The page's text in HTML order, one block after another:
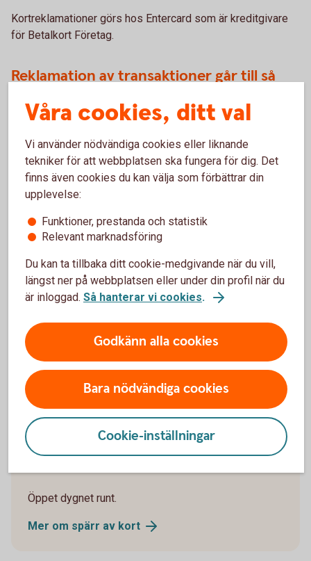
Kortreklamationer görs hos Entercard som är kreditgivare
för Betalkort Företag.
Reklamation av transaktioner går till så
Välj den blankett som bäst beskriver anledningen till
reklamationen (entercard.se)
Skriv ut blanketten och signera
Skicka inskannad blankett till
business.fraud@entercard.com
Alternativt skicka via post till:
Entercard står för porto då "Svarpost" anges i adressfältet.
Spärra ditt kort
Ring och spärra ditt kort på 08-411 10 11
Spärra ditt kort från utlandet
Ring och spärra ditt kort från utlandet på +46
Öppet dygnet runt.
Mer om spärr av kort
Våra cookies, ditt val
Vi använder nödvändiga cookies eller liknande
tekniker för att webbplatsen ska fungera för dig. Det
finns även cookies du kan välja som förbättrar din
upplevelse:
Funktioner, prestanda och statistik
Relevant marknadsföring
Du kan ta tillbaka ditt cookie-medgivande när du vill,
längst ner på webbplatsen eller under din profil när du
är inloggad. Så hanterar vi cookies.
Godkänn alla cookies
Bara nödvändiga cookies
Cookie-inställningar